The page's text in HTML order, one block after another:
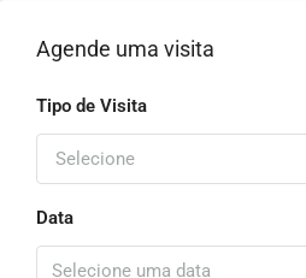
Agende uma visita
Tipo de Visita
Selecione
Data